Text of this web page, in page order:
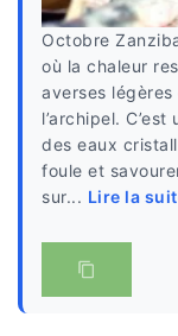
Octobre
où la chaleur
averses
l’archipel.
des eaux
foule et
sur... Lire la